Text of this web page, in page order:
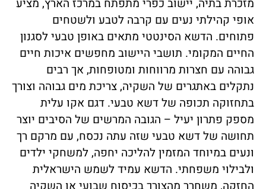
מזכרת בתיה, יישוב כפרי מתפתח במרכז הארץ, מציע
אופי קהילתי נעים עם קרבה לטבע ולשטחים
פתוחים. הדשא הסינטטי מתאים באופן טבעי לסגנון
החיים המקומי. תושבי היישוב מחפשים איכות חיים
גבוהה עם חצרות מרווחות ומטופחות, אך רבים
נתקלים באתגרים של השקיה, צריכת מים גבוהה וצורך
בתחזוקה תכופה של דשא טבעי. דגם אקו עלית
מספק פתרון יעיל – הגובה המרשים של הסיבים יוצר
תחושה של דשא טבעי שזה עתה נכסח, עם מרקם רך
ונעים במיוחד המזמין להליכה יחפה, למשחקי ילדים
ולבילוי משפחתי. הדשא עמיד לשמש הישראלית